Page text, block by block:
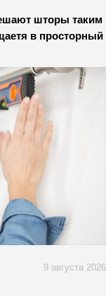
шторы таким
в просторный
9 августа 2026